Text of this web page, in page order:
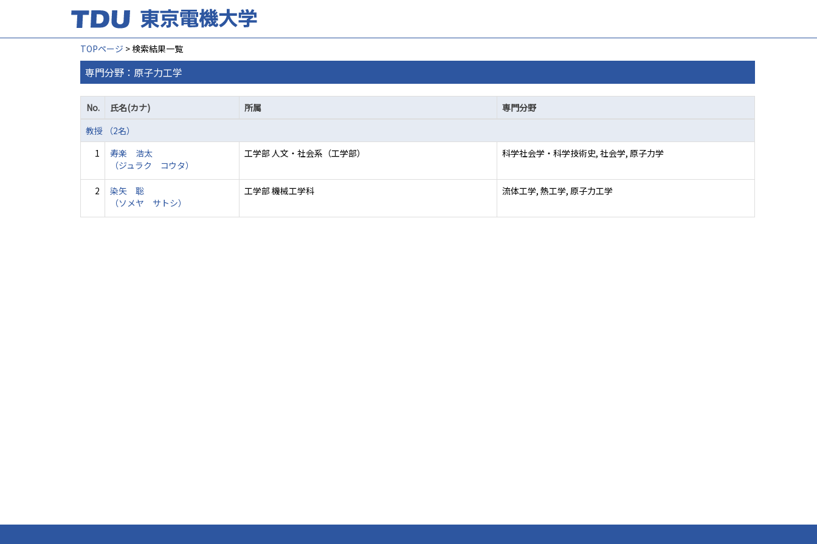
TOPページ > 検索結果一覧
専門分野：原子力工学
No. 氏名(カナ) 所属
専門分野
教授 （2名）
1
寿楽 浩太
（ジュラク コウタ）
工学部 人文・社会系（工学部） 科学社会学・科学技術史, 社会学, 原子力学
2
染矢 聡
（ソメヤ サトシ）
工学部 機械工学科 流体工学, 熱工学, 原子力工学